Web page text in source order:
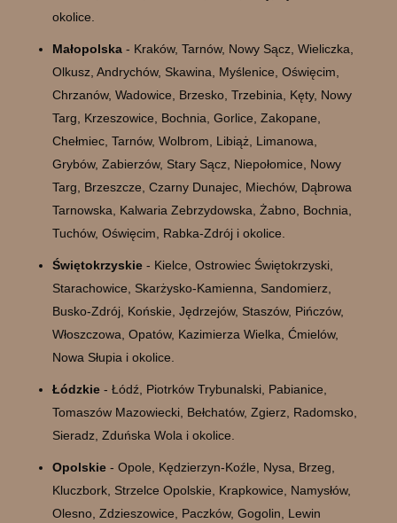
okolice.
Małopolska- Kraków, Tarnów, Nowy Sącz, Wieliczka,
Olkusz, Andrychów, Skawina, Myślenice, Oświęcim,
Chrzanów, Wadowice, Brzesko, Trzebinia, Kęty, Nowy
Targ, Krzeszowice, Bochnia, Gorlice, Zakopane,
Chełmiec, Tarnów, Wolbrom, Libiąż, Limanowa,
Grybów, Zabierzów, Stary Sącz, Niepołomice, Nowy
Targ, Brzeszcze, Czarny Dunajec, Miechów, Dąbrowa
Tarnowska, Kalwaria Zebrzydowska, Żabno, Bochnia,
Tuchów, Oświęcim, Rabka-Zdrój i okolice.
Świętokrzyskie- Kielce, Ostrowiec Świętokrzyski,
Starachowice, Skarżysko-Kamienna, Sandomierz,
Busko-Zdrój, Końskie, Jędrzejów, Staszów, Pińczów,
Włoszczowa, Opatów, Kazimierza Wielka, Ćmielów,
Nowa Słupia i okolice.
Łódzkie- Łódź, Piotrków Trybunalski, Pabianice,
Tomaszów Mazowiecki, Bełchatów, Zgierz, Radomsko,
Sieradz, Zduńska Wola i okolice.
Opolskie- Opole, Kędzierzyn-Koźle, Nysa, Brzeg,
Kluczbork, Strzelce Opolskie, Krapkowice, Namysłów,
Olesno, Zdzieszowice, Paczków, Gogolin, Lewin